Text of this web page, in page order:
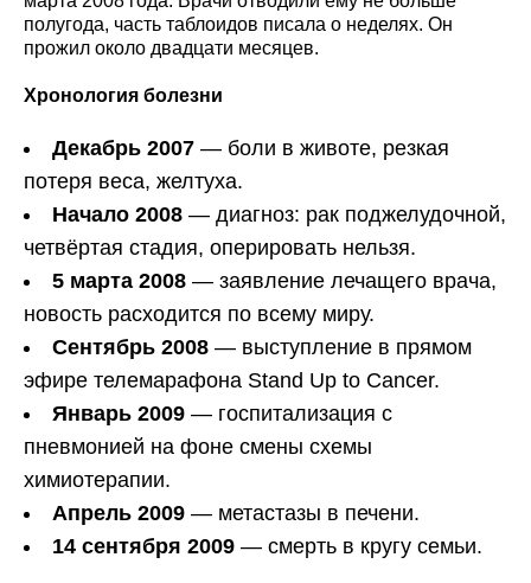
полугода, часть таблоидов писала о неделях. Он
прожил около двадцати месяцев.
Хронология болезни
Декабрь 2007 — боли в животе, резкая
потеря веса, желтуха.
Начало 2008 — диагноз: рак поджелудочной,
четвёртая стадия, оперировать нельзя.
5 марта 2008 — заявление лечащего врача,
новость расходится по всему миру.
Сентябрь 2008 — выступление в прямом
эфире телемарафона Stand Up to Cancer.
Январь 2009 — госпитализация с
пневмонией на фоне смены схемы
химиотерапии.
Апрель 2009 — метастазы в печени.
14 сентября 2009 — смерть в кругу семьи.